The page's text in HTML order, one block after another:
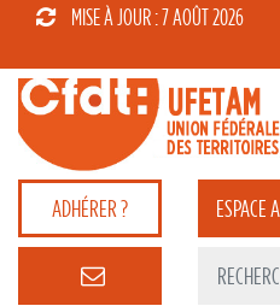
MISE À JOUR : 7 AOÛT 2026
ADHÉRER ? ESPACE